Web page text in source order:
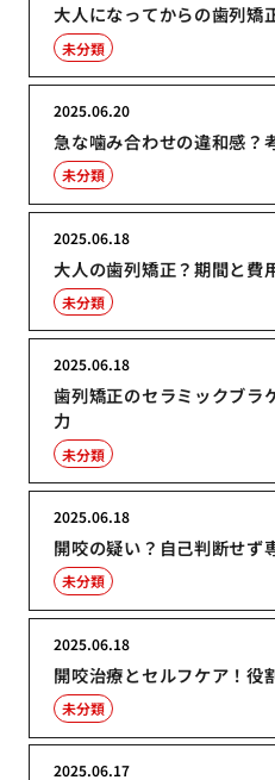
大人になってからの歯列矯
未分類
急な噛み合わせの違和感？
2025.06.20
未分類
大人の歯列矯正？期間と費
2025.06.18
未分類
歯列矯正のセラミックブラ
力
2025.06.18
未分類
開咬の疑い？自己判断せず
2025.06.18
未分類
開咬治療とセルフケア！役
2025.06.18
未分類
2025.06.17